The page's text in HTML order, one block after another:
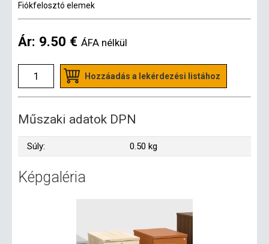
Fiókfelosztó elemek
Ár: 9.50 € ÁFA nélkül
Hozzáadás a lekérdezési listához
Műszaki adatok DPN
Súly: 0.50 kg
Képgaléria